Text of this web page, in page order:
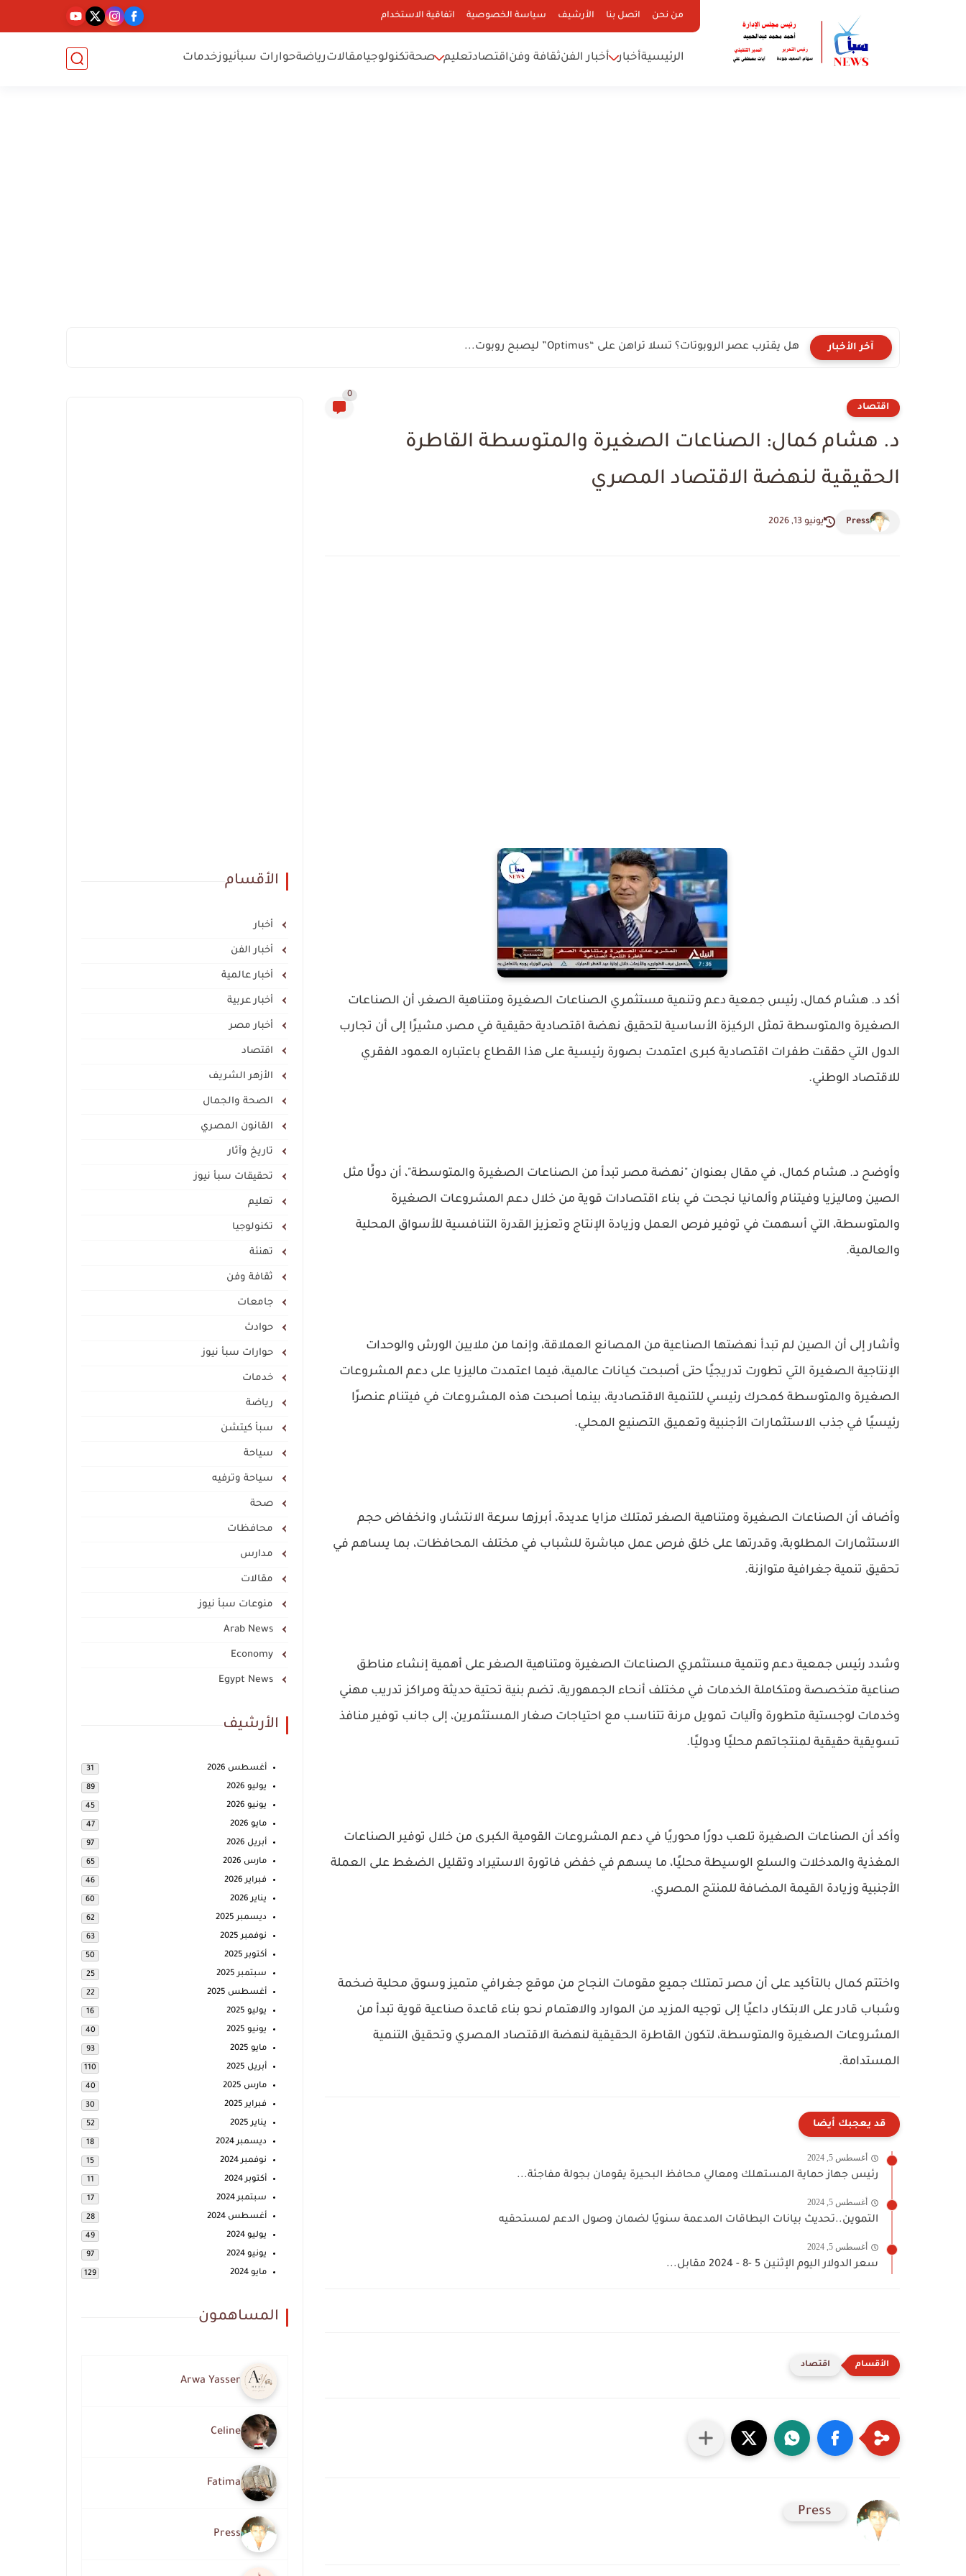
من نحن اتصل بنا الأرشيف سياسة الخصوصية اتفاقية الاستخدام
الرئيسيةأخبار أخبار الفنثقافة وفناقتصادتعليم صحةتكنولوجيامقالاترياضةحوارات سبأنيوزخدمات
آخر الأخبار القصة الكاملة ل"القاضي المزيف".. عاطل ينتحل صفة مستشار وينصب على...
اقتصاد
0
د. هشام كمال: الصناعات الصغيرة والمتوسطة القاطرة
الحقيقية لنهضة الاقتصاد المصري
Press يونيو 13, 2026
أكد د. هشام كمال، رئيس جمعية دعم وتنمية مستثمري الصناعات الصغيرة ومتناهية الصغر، أن الصناعات
الصغيرة والمتوسطة تمثل الركيزة الأساسية لتحقيق نهضة اقتصادية حقيقية في مصر، مشيرًا إلى أن تجارب
الدول التي حققت طفرات اقتصادية كبرى اعتمدت بصورة رئيسية على هذا القطاع باعتباره العمود الفقري
للاقتصاد الوطني.
وأوضح د. هشام كمال، في مقال بعنوان "نهضة مصر تبدأ من الصناعات الصغيرة والمتوسطة"، أن دولًا مثل
الصين وماليزيا وفيتنام وألمانيا نجحت في بناء اقتصادات قوية من خلال دعم المشروعات الصغيرة
والمتوسطة، التي أسهمت في توفير فرص العمل وزيادة الإنتاج وتعزيز القدرة التنافسية للأسواق المحلية
والعالمية.
وأشار إلى أن الصين لم تبدأ نهضتها الصناعية من المصانع العملاقة، وإنما من ملايين الورش والوحدات
الإنتاجية الصغيرة التي تطورت تدريجيًا حتى أصبحت كيانات عالمية، فيما اعتمدت ماليزيا على دعم المشروعات
الصغيرة والمتوسطة كمحرك رئيسي للتنمية الاقتصادية، بينما أصبحت هذه المشروعات في فيتنام عنصرًا
رئيسيًا في جذب الاستثمارات الأجنبية وتعميق التصنيع المحلي.
وأضاف أن الصناعات الصغيرة ومتناهية الصغر تمتلك مزايا عديدة، أبرزها سرعة الانتشار، وانخفاض حجم
الاستثمارات المطلوبة، وقدرتها على خلق فرص عمل مباشرة للشباب في مختلف المحافظات، بما يساهم في
تحقيق تنمية جغرافية متوازنة.
وشدد رئيس جمعية دعم وتنمية مستثمري الصناعات الصغيرة ومتناهية الصغر على أهمية إنشاء مناطق
صناعية متخصصة ومتكاملة الخدمات في مختلف أنحاء الجمهورية، تضم بنية تحتية حديثة ومراكز تدريب مهني
وخدمات لوجستية متطورة وآليات تمويل مرنة تتناسب مع احتياجات صغار المستثمرين، إلى جانب توفير منافذ
تسويقية حقيقية لمنتجاتهم محليًا ودوليًا.
وأكد أن الصناعات الصغيرة تلعب دورًا محوريًا في دعم المشروعات القومية الكبرى من خلال توفير الصناعات
المغذية والمدخلات والسلع الوسيطة محليًا، ما يسهم في خفض فاتورة الاستيراد وتقليل الضغط على العملة
الأجنبية وزيادة القيمة المضافة للمنتج المصري.
واختتم كمال بالتأكيد على أن مصر تمتلك جميع مقومات النجاح من موقع جغرافي متميز وسوق محلية ضخمة
وشباب قادر على الابتكار، داعيًا إلى توجيه المزيد من الموارد والاهتمام نحو بناء قاعدة صناعية قوية تبدأ من
المشروعات الصغيرة والمتوسطة، لتكون القاطرة الحقيقية لنهضة الاقتصاد المصري وتحقيق التنمية
المستدامة.
قد يعجبك أيضا
أغسطس 5, 2024
رئيس جهاز حماية المستهلك ومعالي محافظ البحيرة يقومان بجولة مفاجئة...
أغسطس 5, 2024
التموين..تحديث بيانات البطاقات المدعمة سنويًا لضمان وصول الدعم لمستحقيه
أغسطس 5, 2024
سعر الدولار اليوم الإثنين 5 -8 - 2024 مقابل...
اقتصاد
Press
الأقسام
أخبار
أخبار الفن
أخبار عالمية
أخبار عربية
أخبار مصر
اقتصاد
الأزهر الشريف
الصحة والجمال
القانون المصري
تاريخ وآثار
تحقيقات سبأ نيوز
تعليم
تكنولوجيا
تهنئة
ثقافة وفن
جامعات
حوادث
حوارات سبأ نيوز
خدمات
رياضة
سبأ كيتشن
سياحة
سياحة وترفيه
صحة
محافظات
مدارس
مقالات
منوعات سبأ نيوز
Arab News
Economy
Egypt News
الأرشيف
أغسطس 2026 31
يوليو 2026 89
يونيو 2026 45
مايو 2026 47
أبريل 2026 97
مارس 2026 65
فبراير 2026 46
يناير 2026 60
ديسمبر 2025 62
نوفمبر 2025 63
أكتوبر 2025 50
سبتمبر 2025 25
أغسطس 2025 22
يوليو 2025 16
يونيو 2025 40
مايو 2025 93
أبريل 2025 110
مارس 2025 40
فبراير 2025 30
يناير 2025 52
ديسمبر 2024 18
نوفمبر 2024 15
أكتوبر 2024 11
سبتمبر 2024 17
أغسطس 2024 28
يوليو 2024 49
يونيو 2024 97
مايو 2024 129
المساهمون
Arwa Yasser
Celine
Fatima
Press